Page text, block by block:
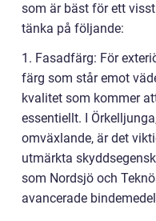
som är bäst för ett
tänka på följande:
1. Fasadfärg: För
färg som står emot
kvalitet som kommer
essentiellt. I
omväxlande, är det
utmärkta
som Nordsjö och
avancerade